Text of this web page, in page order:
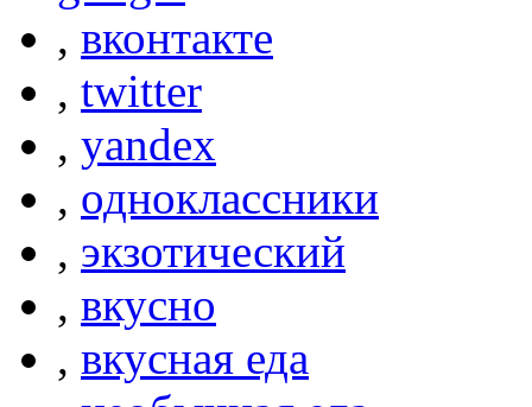
, вконтакте
, twitter
, yandex
, одноклассники
, экзотический
, вкусно
, вкусная еда